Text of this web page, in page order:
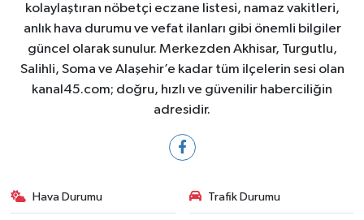
kolaylaştıran nöbetçi eczane listesi, namaz vakitleri,
anlık hava durumu ve vefat ilanları gibi önemli bilgiler
güncel olarak sunulur. Merkezden Akhisar, Turgutlu,
Salihli, Soma ve Alaşehir’e kadar tüm ilçelerin sesi olan
kanal45.com; doğru, hızlı ve güvenilir haberciliğin
adresidir.
Hava Durumu Trafik Durumu